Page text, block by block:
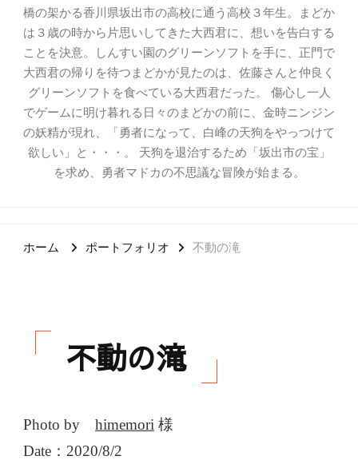
橋の架かる香川県坂出市の高校に通う高校３年生。まどか
は３歳の時から片思いしてきた大西君に、想いを告白する
ことを決意。しんすい園のグリーンソフトを手に、正門で
大西君の帰りを待つまどかが見たのは、佐藤さんと仲良く
グリーンソフトを食べている大西君だった。 傷心し一人
でゲームに明け暮れる日々のまどかの前に、金時ニンジン
の妖精が現れ、「勇者になって、白峰の天狗をやっつけて
欲しい」と・・・。 天狗を退治するため「坂出市の宝」
を求め、勇者マドカの不思議な冒険が始まる。
ホーム ポートフォリオ 不動の滝
不動の滝
Photo by himemori 様
Date：2020/8/2